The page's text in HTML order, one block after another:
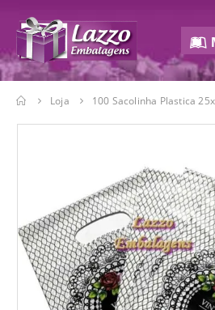
Loja 100 Sacolinha Plastica